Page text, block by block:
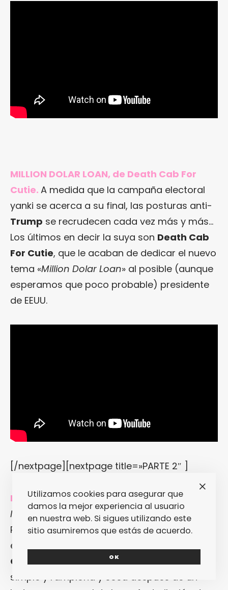
MILLION DOLAR LOAN, de Death Cab For
Cutie. A medida que la campaña electoral
yanki se acerca a su final, las posturas anti-
Trump se recrudecen cada vez más y más…
Los últimos en decir la suya son Death Cab
For Cutie, que le acaban de dedicar el nuevo
tema «Million Dolar Loan» al posible (aunque
esperamos que poco probable) presidente
de EEUU.
[/nextpage][nextpage title=»PARTE 2″ ]
MILLION REASONS, de Lady Gaga. ¿»Perfect
Illusion» te pareció una soberana mierda?
Pues «Million Reasons» no va a mejorar tus
expectativas hacia el nuevo disco de
Gaga. ¿Quién carajo edita una balada
simple y ramplona y sosa después de un
Utilizamos cookies para asegurar que
damos la mejor experiencia al usuario
en nuestra web. Si sigues utilizando este
sitio asumiremos que estás de acuerdo.
OK